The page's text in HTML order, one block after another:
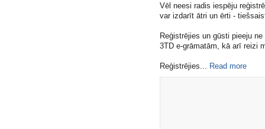
Vēl neesi radis iespēju
var izdarīt ātri un ērti -
Reģistrējies un gūsti pieeju
3TD e-grāmatām, kā arī reizi
Reģistrējies​... Read more